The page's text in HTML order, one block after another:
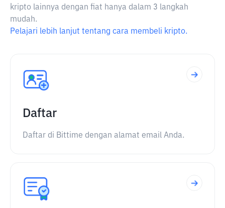
kripto lainnya dengan fiat hanya dalam 3 langkah
mudah.
Pelajari lebih lanjut tentang cara membeli kripto.
Daftar
Daftar di Bittime dengan alamat email Anda.